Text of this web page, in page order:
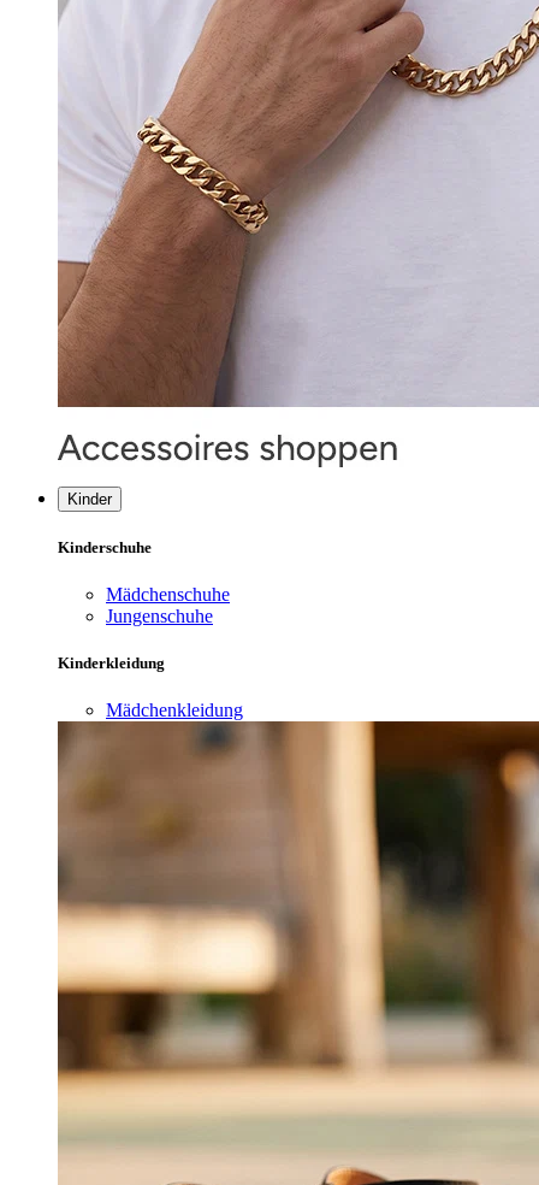
Kinder
Kinderschuhe
Mädchenschuhe
Jungenschuhe
Kinderkleidung
Mädchenkleidung